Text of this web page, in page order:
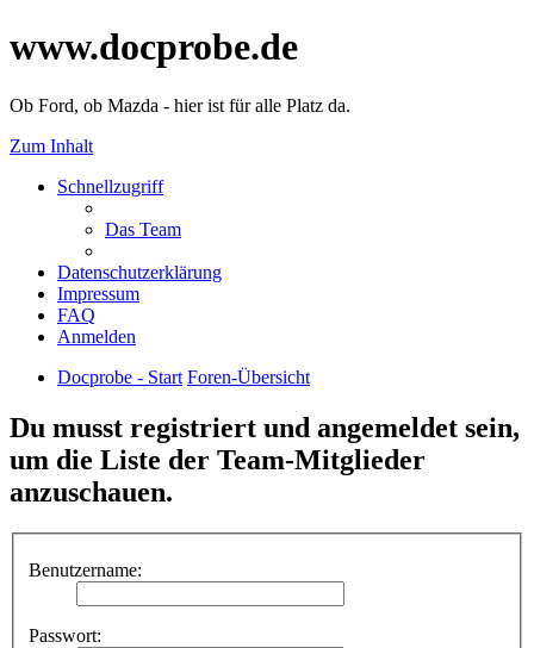
www.docprobe.de
Ob Ford, ob Mazda - hier ist für alle Platz da.
Zum Inhalt
Schnellzugriff
Das Team
Datenschutzerklärung
Impressum
FAQ
Anmelden
Docprobe - Start Foren-Übersicht
Du musst registriert und angemeldet sein,
um die Liste der Team-Mitglieder
anzuschauen.
Benutzername:
Passwort: